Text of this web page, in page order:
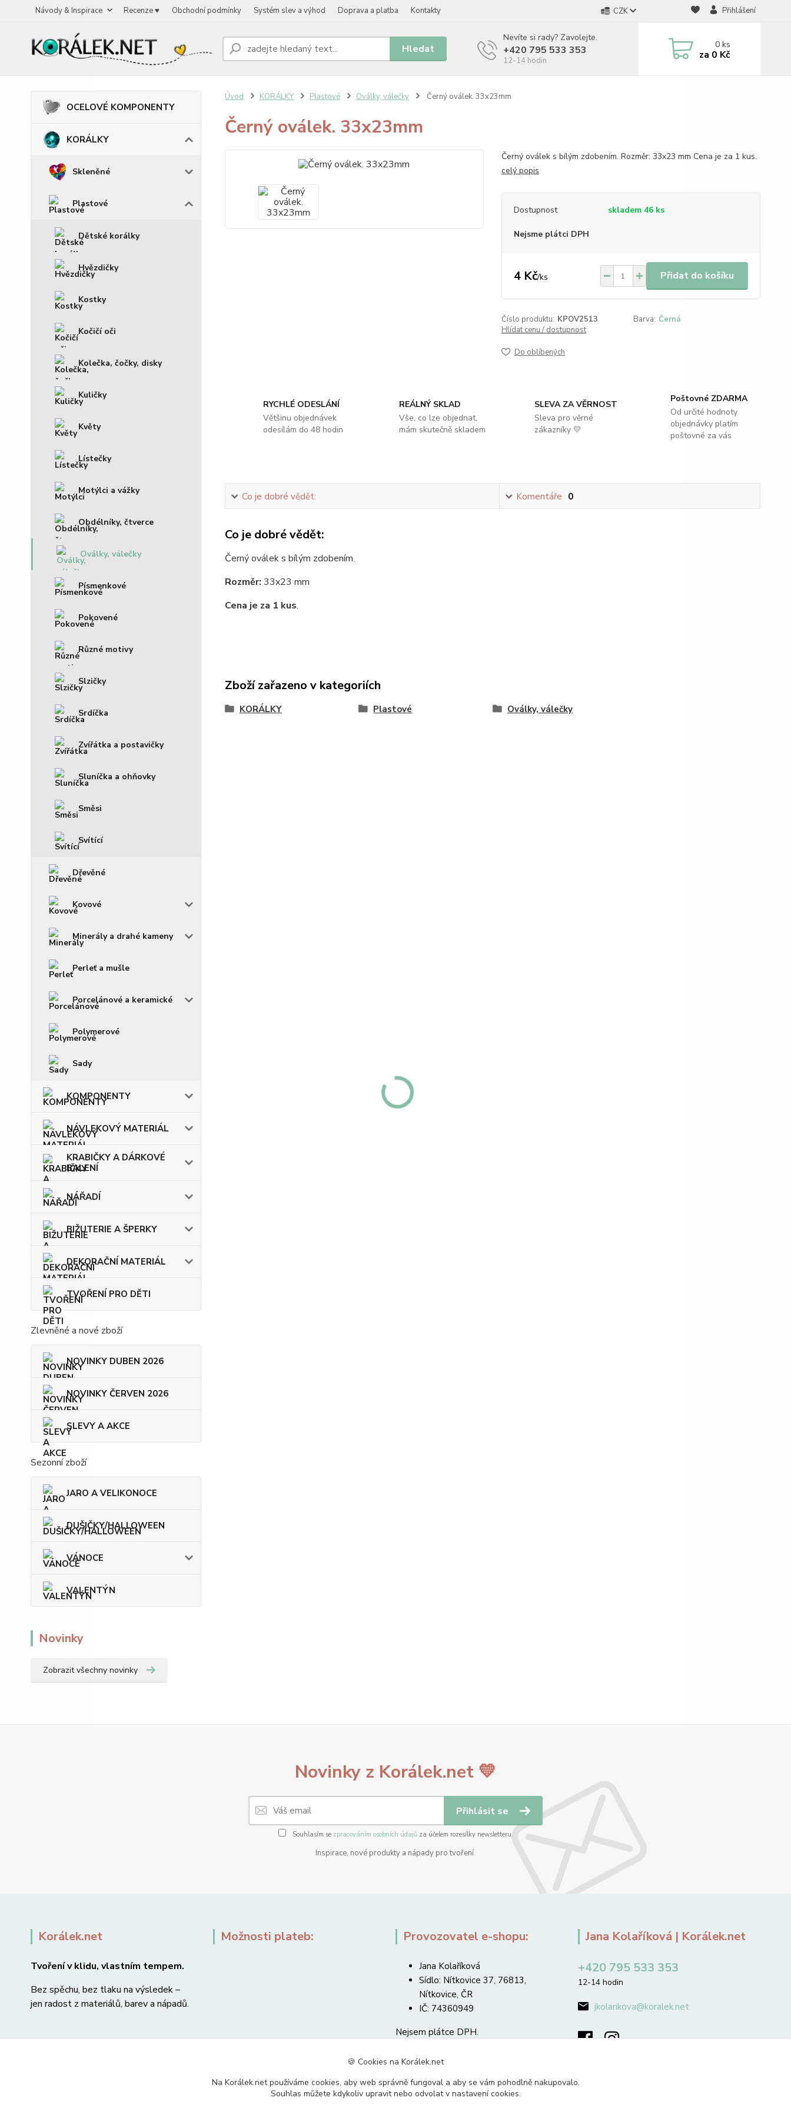
Návody & Inspirace Recenze ♥ Obchodní podmínky Systém slev a výhod Doprava a platba Kontakty CZK Přihlášení
Hledat
Nevíte si rady? Zavolejte.
+420 795 533 353
12-14 hodin
0ks
za 0 Kč
OCELOVÉ KOMPONENTY
KORÁLKY
Skleněné
Plastové
Dětské korálky
Hvězdičky
Kostky
Kočičí oči
Kolečka, čočky, disky
Kuličky
Květy
Lístečky
Motýlci a vážky
Obdélníky, čtverce
Oválky, válečky
Písmenkové
Pokovené
Různé motivy
Slzičky
Srdíčka
Zvířátka a postavičky
Sluníčka a ohňovky
Směsi
Svítící
Dřevěné
Kovové
Minerály a drahé kameny
Perleť a mušle
Porcelánové a keramické
Polymerové
Sady
KOMPONENTY
NÁVLEKOVÝ MATERIÁL
KRABIČKY A DÁRKOVÉ
BALENÍ
NÁŘADÍ
BIŽUTERIE A ŠPERKY
DEKORAČNÍ MATERIÁL
TVOŘENÍ PRO DĚTI
Zlevněné a nové zboží
NOVINKY DUBEN 2026
NOVINKY ČERVEN 2026
SLEVY A AKCE
Sezonní zboží
JARO A VELIKONOCE
DUŠIČKY/HALLOWEEN
VÁNOCE
VALENTÝN
Novinky
Zobrazit všechny novinky
Úvod KORÁLKY Plastové Oválky, válečky Černý oválek. 33x23mm
Černý oválek. 33x23mm
Černý oválek s bílým zdobením. Rozměr: 33x23 mm Cena je za 1 kus.
celý popis
Dostupnost skladem 46 ks
Nejsme plátci DPH
4 Kč/ks Přidat do košíku
Číslo produktu: KPOV2513 Barva: Černá
Hlídat cenu / dostupnost
Do oblíbených
RYCHLÉ ODESLÁNÍ
Většinu objednávek
odesílám do 48 hodin
REÁLNÝ SKLAD
Vše, co lze objednat,
mám skutečně skladem
SLEVA ZA VĚRNOST
Sleva pro věrné
zákazníky 💛
Poštovné ZDARMA
Od určité hodnoty
objednávky platím
poštovné za vás
Co je dobré vědět: Komentáře 0
Co je dobré vědět:
Černý oválek s bílým zdobením.
Rozměr: 33x23 mm
Cena je za 1 kus.
Zboží zařazeno v kategoriích
KORÁLKY Plastové Oválky, válečky
Novinky z Korálek.net 💛
Přihlásit se
Souhlasím se zpracováním osobních údajůza účelem rozesílky newsletteru.
Inspirace, nové produkty a nápady pro tvoření.
Korálek.net
Tvoření v klidu, vlastním tempem.
Bez spěchu, bez tlaku na výsledek –
jen radost z materiálů, barev a nápadů.
Možnosti plateb: Provozovatel e-shopu:
Jana Kolaříková
Sídlo: Nítkovice 37, 76813,
Nítkovice, ČR
IČ: 74360949
Nejsem plátce DPH.
Jana Kolaříková | Korálek.net
+420 795 533 353
12-14 hodin
jkolarikova@koralek.net
🍪 Cookies na Korálek.net
Na Korálek.net používáme cookies, aby web správně fungoval a aby se vám pohodlně nakupovalo.
Souhlas můžete kdykoliv upravit nebo odvolat v nastavení cookies.